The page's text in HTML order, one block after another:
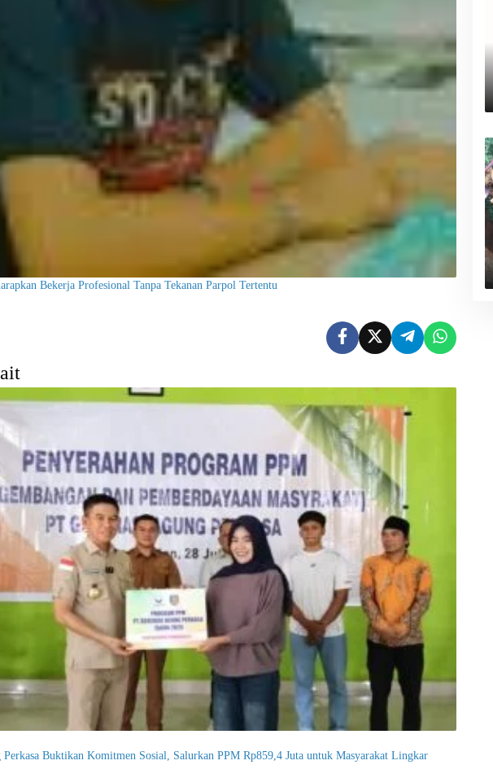
Bekerja Profesional Tanpa Tekanan Parpol Tertentu
Perkasa Buktikan Komitmen Sosial, Salurkan PPM Rp859,4 Juta untuk Masyarakat Lingkar